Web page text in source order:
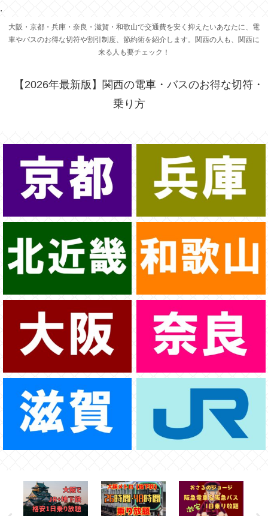
.
大阪・京都・兵庫・奈良・滋賀・和歌山で交通費を安く抑えたいあなたに、電
車やバスのお得な切符や割引制度、節約術を紹介します。関西の人も、関西に
来る人も要チェック！
【2026年最新版】関西の電車・バスのお得な切符・
乗り方